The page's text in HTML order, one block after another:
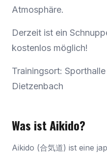
Atmosphäre.
Derzeit ist ein
kostenlos möglich!
Trainingsort:
Dietzenbach
Was ist Aikido?
Aikido (合気道) ist eine